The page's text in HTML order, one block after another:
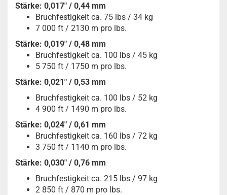
Stärke: 0,017" / 0,44 mm
Bruchfestigkeit ca. 75 lbs / 34 kg
7 000 ft / 2130 m pro lbs.
Stärke: 0,019" / 0,48 mm
Bruchfestigkeit ca. 100 lbs / 45 kg
5 750 ft / 1750 m pro lbs.
Stärke: 0,021" / 0,53 mm
Bruchfestigkeit ca. 100 lbs / 52 kg
4 900 ft / 1490 m pro lbs.
Stärke: 0,024" / 0,61 mm
Bruchfestigkeit ca. 160 lbs / 72 kg
3 750 ft / 1140 m pro lbs.
Stärke: 0,030" / 0,76 mm
Bruchfestigkeit ca. 215 lbs / 97 kg
2 850 ft / 870 m pro lbs.